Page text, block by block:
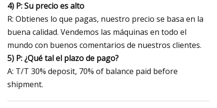
4) P: Su precio es alto
R: Obtienes lo que pagas, nuestro precio se basa en la
buena calidad. Vendemos las máquinas en todo el
mundo con buenos comentarios de nuestros clientes.
5) P: ¿Qué tal el plazo de pago?
A: T/T 30% deposit, 70% of balance paid before
shipment.